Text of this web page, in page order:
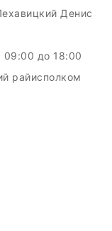
Денис
09:00 до 18:00
райисполком